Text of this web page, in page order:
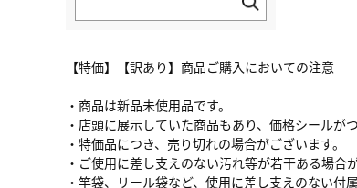
【特価】【訳あり】商品ご購入においての注意
・商品は新品未使用品です。
・店頭に展示していた商品もあり、価格シールが
・特価品につき、売り切れの場合がございます。
・ご使用に差し支えのない汚れ等が若干ある場合
・竿袋、リール袋など、使用に差し支えのない付